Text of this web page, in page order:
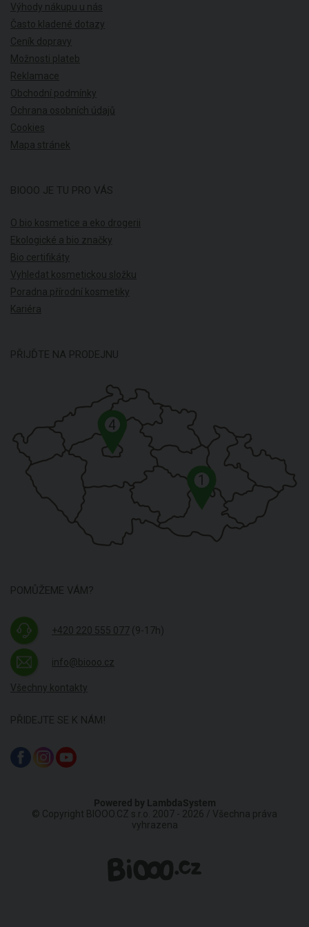
Výhody nákupu u nás
Často kladené dotazy
Ceník dopravy
Možnosti plateb
Reklamace
Obchodní podmínky
Ochrana osobních údajů
Cookies
Mapa stránek
BIOOO JE TU PRO VÁS
O bio kosmetice a eko drogerii
Ekologické a bio značky
Bio certifikáty
Vyhledat kosmetickou složku
Poradna přírodní kosmetiky
Kariéra
PŘIJĎTE NA PRODEJNU
1
4
POMŮŽEME VÁM?
+420 220 555 077 (9-17h)
info@biooo.cz
Všechny kontakty
PŘIDEJTE SE K NÁM!
Powered by LambdaSystem
© Copyright BIOOO.CZ s.r.o. 2007 - 2026 / Všechna práva
vyhrazena